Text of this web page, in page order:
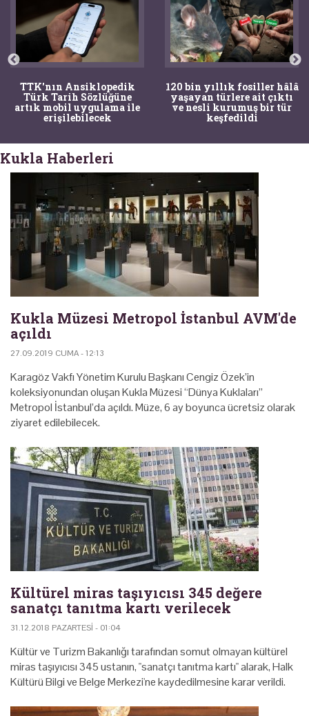
TTK'nın Ansiklopedik
Türk Tarih Sözlüğüne
artık mobil uygulama ile
erişilebilecek
120 bin yıllık fosiller hâlâ
yaşayan türlere ait çıktı
ve nesli kurumuş bir tür
keşfedildi
Kukla Haberleri
Kukla Müzesi Metropol İstanbul AVM'de
açıldı
27.09.2019 CUMA - 12:13
Karagöz Vakfı Yönetim Kurulu Başkanı Cengiz Özek’in
koleksiyonundan oluşan Kukla Müzesi “Dünya Kuklaları”
Metropol İstanbul’da açıldı. Müze, 6 ay boyunca ücretsiz olarak
ziyaret edilebilecek.
Kültürel miras taşıyıcısı 345 değere
sanatçı tanıtma kartı verilecek
31.12.2018 PAZARTESI - 01:04
Kültür ve Turizm Bakanlığı tarafından somut olmayan kültürel
miras taşıyıcısı 345 ustanın, "sanatçı tanıtma kartı" alarak, Halk
Kültürü Bilgi ve Belge Merkezi'ne kaydedilmesine karar verildi.